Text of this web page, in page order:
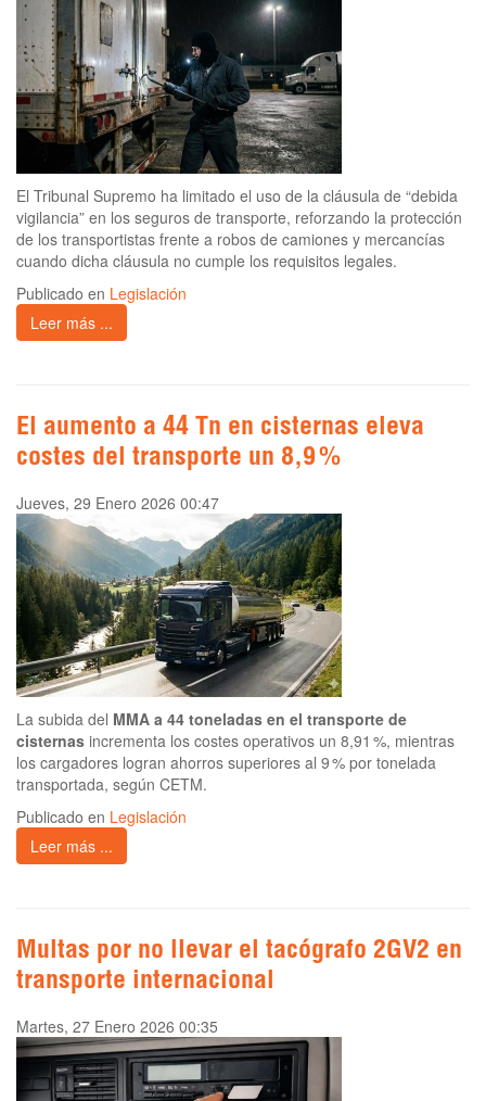
El Tribunal Supremo ha limitado el uso de la cláusula de “debida
vigilancia” en los seguros de transporte, reforzando la protección
de los transportistas frente a robos de camiones y mercancías
cuando dicha cláusula no cumple los requisitos legales.
Publicado en Legislación
Leer más ...
El aumento a 44 Tn en cisternas eleva
costes del transporte un 8,9 %
Jueves, 29 Enero 2026 00:47
La subida del MMA a 44 toneladas en el transporte de
cisternas incrementa los costes operativos un 8,91 %, mientras
los cargadores logran ahorros superiores al 9 % por tonelada
transportada, según CETM.
Publicado en Legislación
Leer más ...
Multas por no llevar el tacógrafo 2GV2 en
transporte internacional
Martes, 27 Enero 2026 00:35